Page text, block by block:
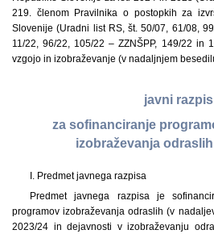
219. členom Pravilnika o postopkih za
Slovenije (Uradni list RS, št. 50/07, 61/08,
11/22, 96/22, 105/22 – ZZNŠPP, 149/22 in
vzgojo in izobraževanje (v nadaljnjem
javni razpis
za sofinanciranje
izobraževanja
I. Predmet javnega razpisa
Predmet javnega razpisa je
programov izobraževanja odraslih (v
2023/24 in dejavnosti v izobraževanju